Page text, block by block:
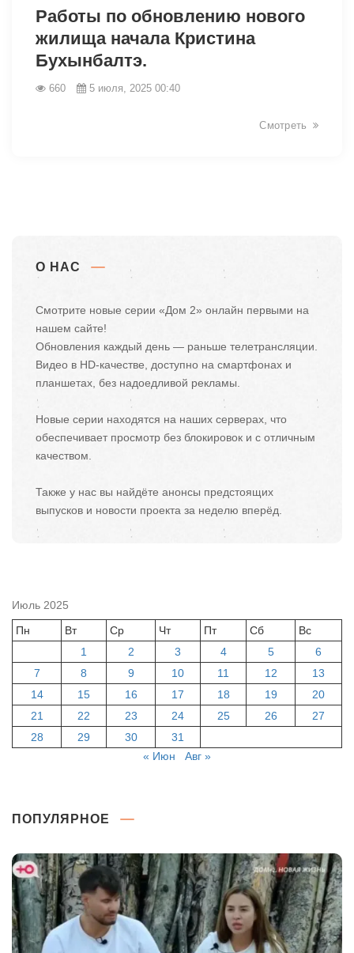
Работы по обновлению нового
жилища начала Кристина
Бухынбалтэ.
660 5 июля, 2025 00:40
Смотреть
О НАС
Смотрите новые серии «Дом 2» онлайн первыми на
нашем сайте!
Обновления каждый день — раньше телетрансляции.
Видео в HD-качестве, доступно на смартфонах и
планшетах, без надоедливой рекламы.
Новые серии находятся на наших серверах, что
обеспечивает просмотр без блокировок и с отличным
качеством.
Также у нас вы найдёте анонсы предстоящих
выпусков и новости проекта за неделю вперёд.
Июль 2025
Пн
Вт Ср Чт Пт Сб
Вс
1
2 3 4 5
6
7
8 9 10 11 12
13
14
15 16 17 18 19
20
21
22 23 24 25 26
27
28
29 30
31
« Июн
Авг »
ПОПУЛЯРНОЕ